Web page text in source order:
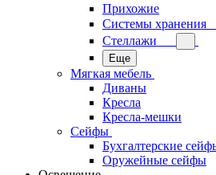
Прихожие
Системы хранения
Стеллажи
Еще
Мягкая мебель
Диваны
Кресла
Кресла-мешки
Сейфы
Бухгалтерские
Оружейные сейфы